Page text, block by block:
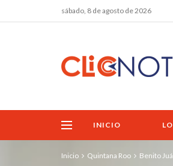
sábado, 8 de agosto de 2026
INICIO
Inicio Quintana Roo Benito